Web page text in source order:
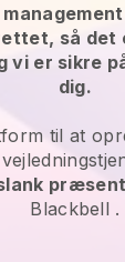
så det
vi er sikre
dig.
til at
Blackbell .